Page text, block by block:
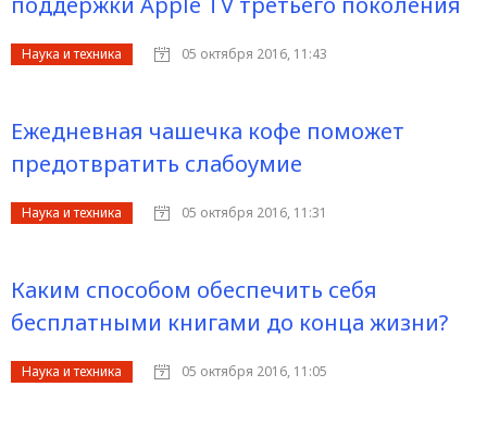
Наука и техника 05 октября 2016, 11:43
Ежедневная чашечка кофе поможет
предотвратить слабоумие
Наука и техника 05 октября 2016, 11:31
Каким способом обеспечить себя
бесплатными книгами до конца жизни?
Наука и техника 05 октября 2016, 11:05